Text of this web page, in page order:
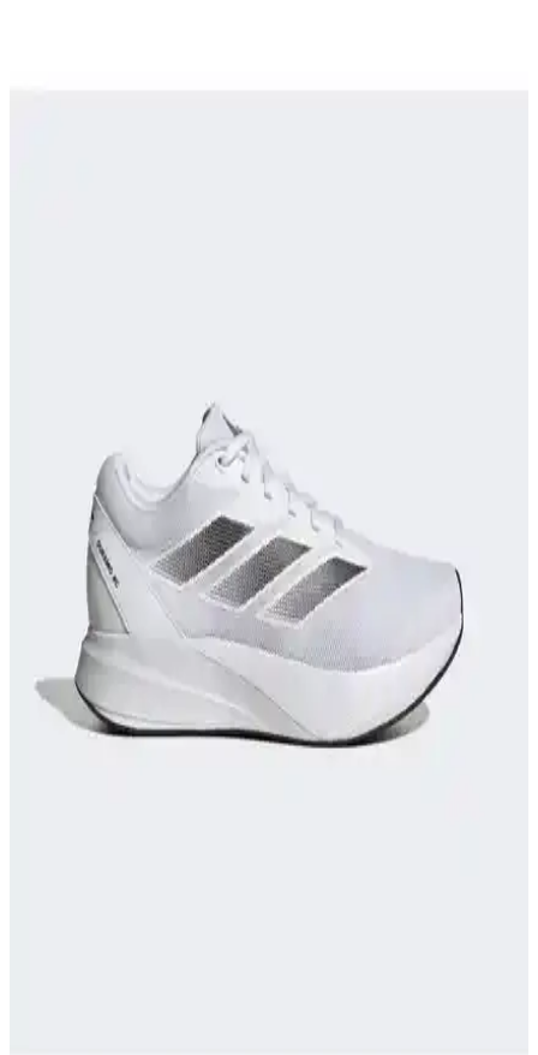
Spor Yaparken Doğru Ayakkabı Seçimi ile
Performansınızı Artırın ve Sakatlanma Riskini
Spor sırasında uygun ayakkabı seçimi, performansı artırır,
sakatlanma riskini azaltır ve konfor sağlar. Spor türüne göre
ayakkabı seçimi ve doğru malzeme kullanımı önemli detaylardır.
Nike React Miler Koşu ve Günlük Kullanım İçin
Konfor ve Performans Sunan Ayakkabı
Nike React Miler, üstün yastıklama ve destek sağlayan teknolojisiyle
koşu ve günlük kullanımda konforu artırır, performansı yükseltir ve
ayak sağlığını korur.